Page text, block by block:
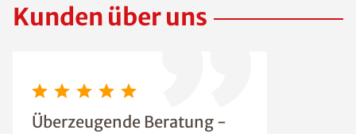
Kunden über uns
Überzeugende Beratung -